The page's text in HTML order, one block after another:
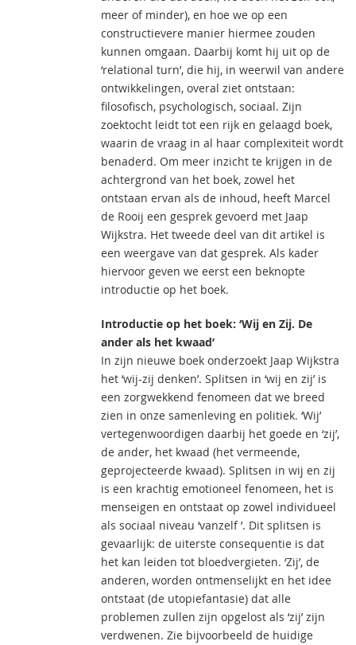
meer of minder), en hoe we op een
constructievere manier hiermee zouden
kunnen omgaan. Daarbij komt hij uit op de
‘relational turn’, die hij, in weerwil van andere
ontwikkelingen, overal ziet ontstaan:
filosofisch, psychologisch, sociaal. Zijn
zoektocht leidt tot een rijk en gelaagd boek,
waarin de vraag in al haar complexiteit wordt
benaderd. Om meer inzicht te krijgen in de
achtergrond van het boek, zowel het
ontstaan ervan als de inhoud, heeft Marcel
de Rooij een gesprek gevoerd met Jaap
Wijkstra. Het tweede deel van dit artikel is
een weergave van dat gesprek. Als kader
hiervoor geven we eerst een beknopte
introductie op het boek.
Introductie op het boek: ‘Wij en Zij. De
ander als het kwaad’
In zijn nieuwe boek onderzoekt Jaap Wijkstra
het ‘wij-zij denken’. Splitsen in ‘wij en zij’ is
een zorgwekkend fenomeen dat we breed
zien in onze samenleving en politiek. ‘Wij’
vertegenwoordigen daarbij het goede en ‘zij’,
de ander, het kwaad (het vermeende,
geprojecteerde kwaad). Splitsen in wij en zij
is een krachtig emotioneel fenomeen, het is
menseigen en ontstaat op zowel individueel
als sociaal niveau ‘vanzelf ’. Dit splitsen is
gevaarlijk: de uiterste consequentie is dat
het kan leiden tot bloedvergieten. ‘Zij’, de
anderen, worden ontmenselijkt en het idee
ontstaat (de utopiefantasie) dat alle
problemen zullen zijn opgelost als ‘zij’ zijn
verdwenen. Zie bijvoorbeeld de huidige